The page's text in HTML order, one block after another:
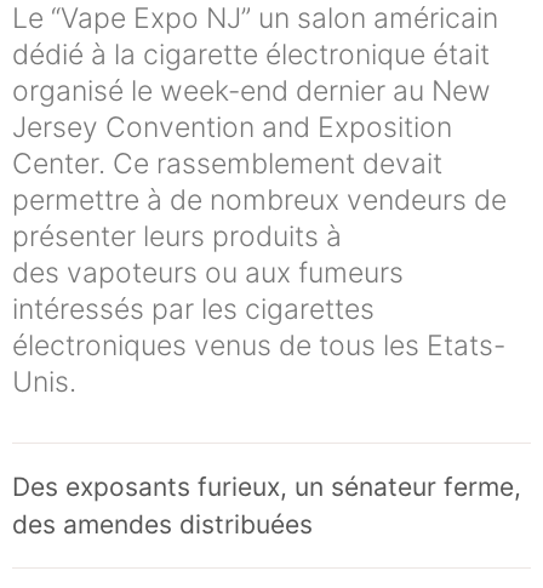
Le “Vape Expo NJ” un salon américain
dédié à la cigarette électronique était
organisé le week-end dernier au New
Jersey Convention and Exposition
Center. Ce rassemblement devait
permettre à de nombreux vendeurs de
présenter leurs produits à
des vapoteurs ou aux fumeurs
intéressés par les cigarettes
électroniques venus de tous les Etats-
Unis.
Des exposants furieux, un sénateur ferme,
des amendes distribuées